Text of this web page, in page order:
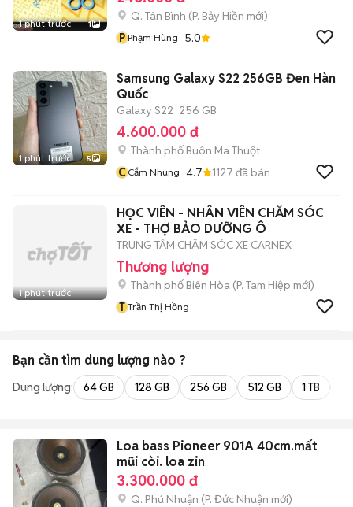
1 phút trước 1
Q. Tân Bình (P. Bảy Hiền mới)
P Phạm Hùng 5.0
1 phút trước 5
Samsung Galaxy S22 256GB Đen Hàn
Quốc
Galaxy S22 256 GB
4.600.000 đ
Thành phố Buôn Ma Thuột
CCẩm Nhung 4.7 1127 đã bán
1 phút trước
HỌC VIÊN - NHÂN VIÊN CHĂM SÓC
XE - THỢ BẢO DƯỠNG Ô
TRUNG TÂM CHĂM SÓC XE CARNEX
Thương lượng
Thành phố Biên Hòa (P. Tam Hiệp mới)
T Trần Thị Hồng
Bạn cần tìm dung lượng nào ?
Dung lượng: 64 GB 128 GB 256 GB 512 GB 1 TB
Loa bass Pioneer 901A 40cm.mất
mũi còi. loa zin
3.300.000 đ
Q. Phú Nhuận (P. Đức Nhuận mới)